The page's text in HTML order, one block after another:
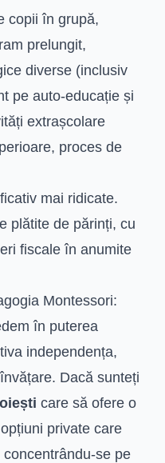
copii în grupă,
prelungit,
diverse (inclusiv
pe auto-educație și
extrașcolare
proces de
mai ridicate.
plătite de părinți, cu
fiscale în anumite
Montessori:
în puterea
independența,
Dacă sunteți
care să ofere o
private care
se pe